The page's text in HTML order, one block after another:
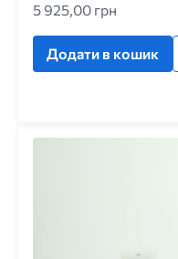
5 925,00 грн
Додати в кошик